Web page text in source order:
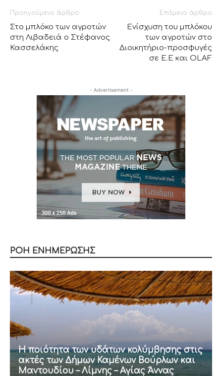
Προηγούμενο άρθρο
Στο μπλόκο των αγροτών
στη Λιβαδειά ο Στέφανος
Κασσελάκης
Επόμενο άρθρο
Ενίσχυση του μπλόκου
των αγροτών στο
Διοικητήριο-προσφυγές
σε Ε.Ε και OLAF
- Advertisement -
ΡΟΗ ΕΝΗΜΕΡΩΣΗΣ
Η ποιότητα των υδάτων κολύμβησης στις
ακτές των Δήμων Καμένων Βούρλων και
Μαντουδίου – Λίμνης – Αγίας Άννας